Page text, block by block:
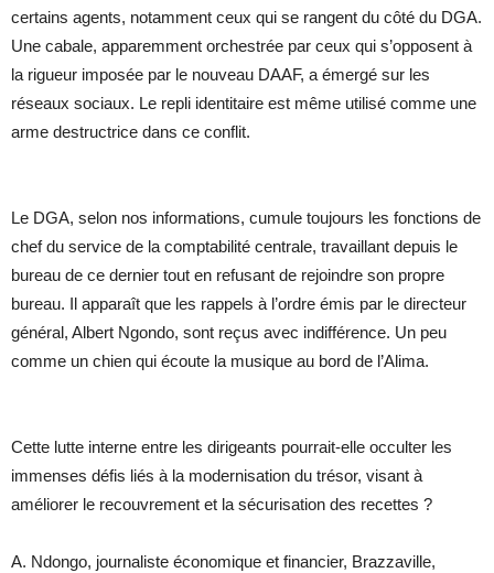
certains agents, notamment ceux qui se rangent du côté du DGA.
Une cabale, apparemment orchestrée par ceux qui s’opposent à
la rigueur imposée par le nouveau DAAF, a émergé sur les
réseaux sociaux. Le repli identitaire est même utilisé comme une
arme destructrice dans ce conflit.
Le DGA, selon nos informations, cumule toujours les fonctions de
chef du service de la comptabilité centrale, travaillant depuis le
bureau de ce dernier tout en refusant de rejoindre son propre
bureau. Il apparaît que les rappels à l’ordre émis par le directeur
général, Albert Ngondo, sont reçus avec indifférence. Un peu
comme un chien qui écoute la musique au bord de l’Alima.
Cette lutte interne entre les dirigeants pourrait-elle occulter les
immenses défis liés à la modernisation du trésor, visant à
améliorer le recouvrement et la sécurisation des recettes ?
A. Ndongo, journaliste économique et financier, Brazzaville,